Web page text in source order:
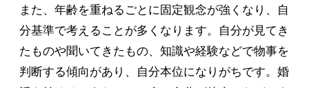
また、年齢を重ねるごとに固定観念が強くなり、自
分基準で考えることが多くなります。自分が見てき
たものや聞いてきたもの、知識や経験などで物事を
判断する傾向があり、自分本位になりがちです。婚